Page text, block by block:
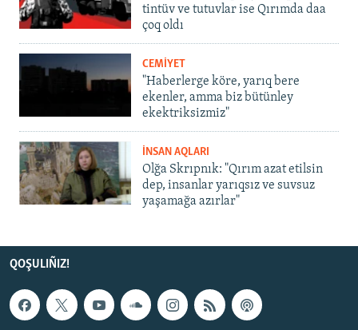
tintüv ve tutuvlar ise Qırımda daa
çoq oldı
CEMİYET
"Haberlerge köre, yarıq bere
ekenler, amma biz bütünley
ekektriksizmiz"
İNSAN AQLARI
Olğa Skrıpnık: "Qırım azat etilsin
dep, insanlar yarıqsız ve suvsuz
yaşamağa azırlar"
QOŞULIÑIZ!